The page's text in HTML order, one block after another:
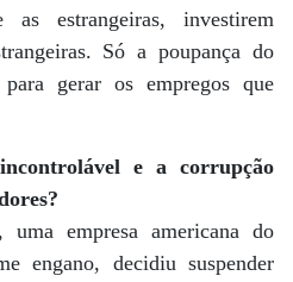
as estrangeiras, investirem
Só a poupança do
gerar os empregos que
e a corrupção
uma empresa americana do
engano, decidiu suspender